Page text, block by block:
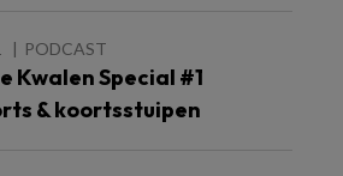
PODCAST
Kwalen Special #1
& koortsstuipen